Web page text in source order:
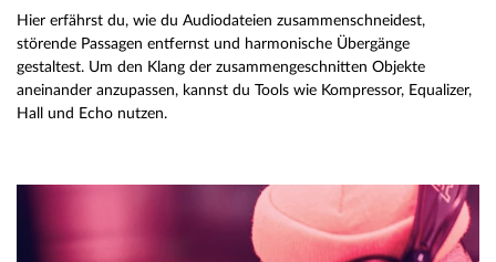
Hier erfährst du, wie du Audiodateien zusammenschneidest,
störende Passagen entfernst und harmonische Übergänge
gestaltest. Um den Klang der zusammengeschnitten Objekte
aneinander anzupassen, kannst du Tools wie Kompressor, Equalizer,
Hall und Echo nutzen.